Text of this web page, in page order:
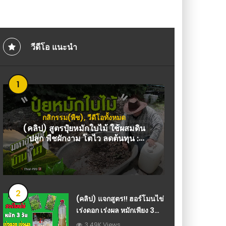
วีดีโอ แนะนำ
1
กสิกรรม(พืช),วีดีโอทั้งหมด
(คลิป) สูตรปุ๋ยหมักใบไม้ ใช้ผสมดิน
ปลูก พืชผักงาม โตไว ลดต้นทุน :
วีดีโอ เกษตร
2
(คลิป) แจกสูตร!! ฮอร์โมนไข่
เร่งดอก เร่งผล หมักเพียง 3
วัน ทำง่ายๆ ใช้ได้ผลจริง คน